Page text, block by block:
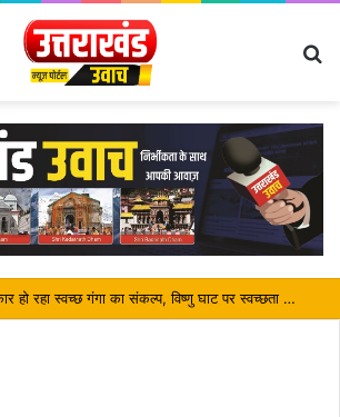
एंड टूरिज्म फेयर (TTF) में प्रतिभाग